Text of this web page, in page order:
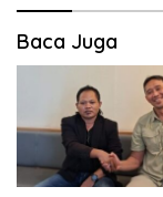
Baca Juga